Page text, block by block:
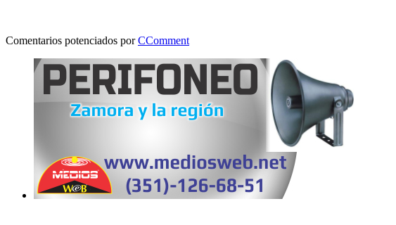
Comentarios potenciados porCComment